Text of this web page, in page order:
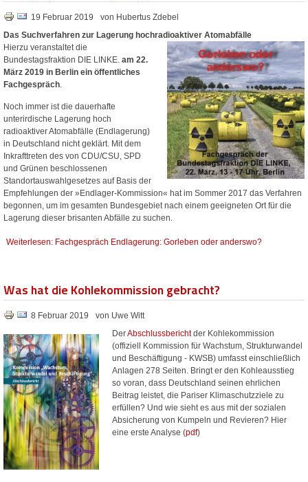
19 Februar 2019
von Hubertus Zdebel
Das Suchverfahren zur Lagerung hochradioaktiver Atomabfälle
Hierzu veranstaltet die
Bundestagsfraktion DIE LINKE. am 22.
März 2019 in Berlin ein öffentliches
Fachgespräch.
Noch immer ist die dauerhafte
unterirdische Lagerung hoch
radioaktiver Atomabfälle (Endlagerung)
in Deutschland nicht geklärt. Mit dem
Inkrafttreten des von CDU/CSU, SPD
und Grünen beschlossenen
Standortauswahlgesetzes auf Basis der
Empfehlungen der »Endlager-Kommission« hat im Sommer 2017 das Verfahren
begonnen, um im gesamten Bundesgebiet nach einem geeigneten Ort für die
Lagerung dieser brisanten Abfälle zu suchen.
Weiterlesen: Fachgespräch Endlagerung: Gorleben oder anderswo?
Was hat die Kohlekommission gebracht?
8 Februar 2019
von Uwe Witt
DerAbschlussberichtder Kohlekommission
(offiziell Kommission für Wachstum, Strukturwandel
und Beschäftigung - KWSB) umfasst einschließlich
Anlagen 278 Seiten. Bringt er den Kohleausstieg
so voran, dass Deutschland seinen ehrlichen
Beitrag leistet, die Pariser Klimaschutzziele zu
erfüllen? Und wie sieht es aus mit der sozialen
Absicherung von Kumpeln und Revieren? Hier
eine erste Analyse (pdf)